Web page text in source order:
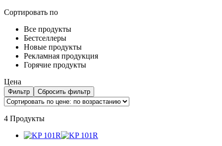
Сортировать по
Все продукты
Бестселлеры
Новые продукты
Рекламная продукция
Горячие продукты
Цена
Фильтр Сбросить фильтр
4 Продукты